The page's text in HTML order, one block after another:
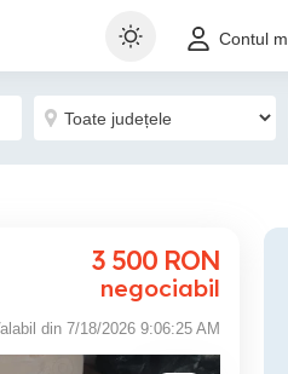
Contul
3 500 RON
negociabil
din 7/18/2026 9:06:25 AM